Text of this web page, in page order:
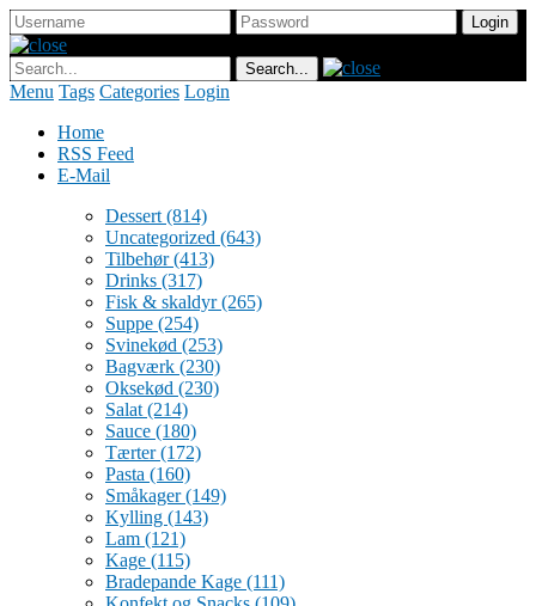
Menu Tags Categories Login
Home
RSS Feed
E-Mail
Dessert (814)
Uncategorized (643)
Tilbehør(413)
Drinks (317)
Fisk & skaldyr(265)
Suppe (254)
Svinekød (253)
Bagværk (230)
Oksekød (230)
Salat (214)
Sauce (180)
Tærter(172)
Pasta (160)
Småkager(149)
Kylling (143)
Lam (121)
Kage (115)
Bradepande Kage (111)